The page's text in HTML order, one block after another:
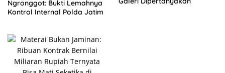
Ngronggot: Bukti Lemahnya
Kontrol Internal Polda Jatim